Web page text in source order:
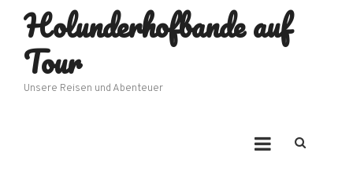
content
Holunderhofbande auf
Tour
Unsere Reisen und Abenteuer